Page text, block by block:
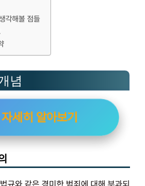
각해볼 점들
념
세히 알아보기
규와 같은 경미한 범죄에 대해 부과되